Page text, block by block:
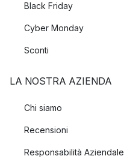
Black Friday
Cyber Monday
Sconti
LA NOSTRA AZIENDA
Chi siamo
Recensioni
Responsabilità Aziendale